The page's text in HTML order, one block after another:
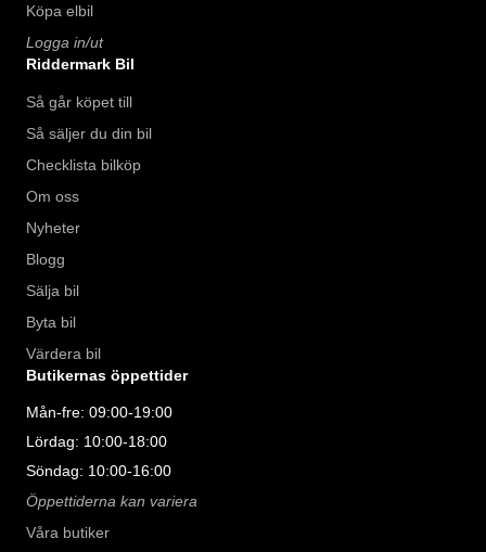
Köpa elbil
Logga in/ut
Riddermark Bil
Så går köpet till
Så säljer du din bil
Checklista bilköp
Om oss
Nyheter
Blogg
Sälja bil
Byta bil
Värdera bil
Butikernas öppettider
Mån-fre: 09:00-19:00
Lördag: 10:00-18:00
Söndag: 10:00-16:00
Öppettiderna kan variera
Våra butiker